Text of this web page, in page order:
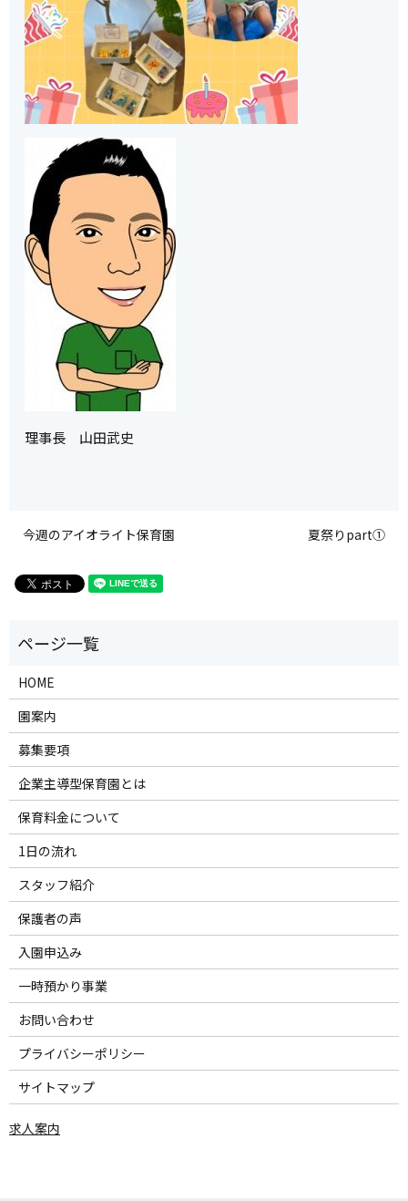
理事長 山田武史
今週のアイオライト保育園 夏祭りpart①
HOME
園案内
募集要項
企業主導型保育園とは
保育料金について
1日の流れ
スタッフ紹介
保護者の声
入園申込み
一時預かり事業
お問い合わせ
プライバシーポリシー
サイトマップ
求人案内